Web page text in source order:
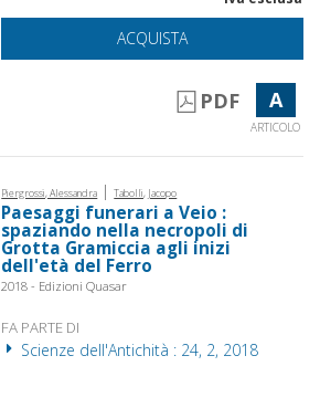
ACQUISTA
PDF A
ARTICOLO
Piergrossi, Alessandra | Tabolli, Jacopo
Paesaggi funerari a Veio :
spaziando nella necropoli di
Grotta Gramiccia agli inizi
dell'età del Ferro
2018 - Edizioni Quasar
FA PARTE DI
Scienze dell'Antichità : 24, 2, 2018